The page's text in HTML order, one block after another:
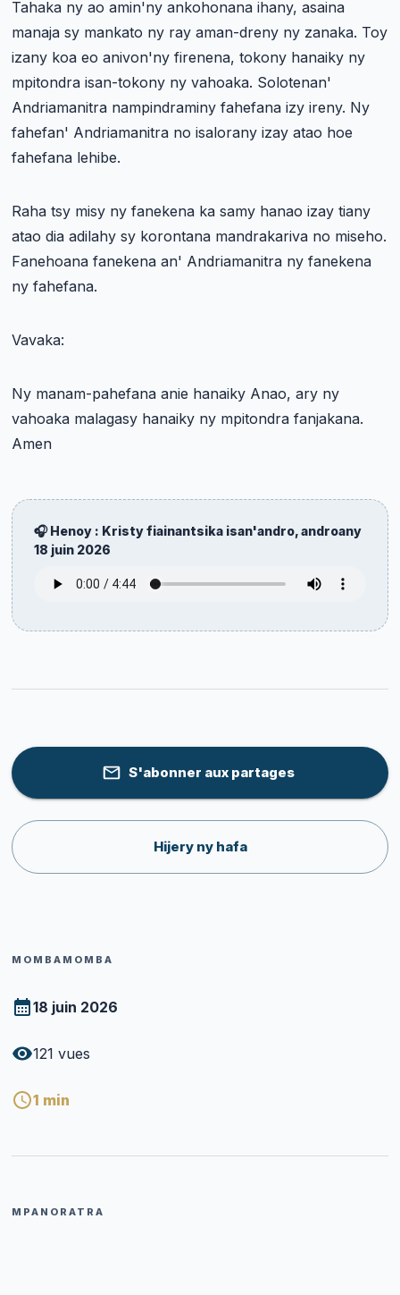
Tahaka ny ao amin'ny ankohonana ihany, asaina
manaja sy mankato ny ray aman-dreny ny zanaka. Toy
izany koa eo anivon'ny firenena, tokony hanaiky ny
mpitondra isan-tokony ny vahoaka. Solotenan'
Andriamanitra nampindraminy fahefana izy ireny. Ny
fahefan' Andriamanitra no isalorany izay atao hoe
fahefana lehibe.
Raha tsy misy ny fanekena ka samy hanao izay tiany
atao dia adilahy sy korontana mandrakariva no miseho.
Fanehoana fanekena an' Andriamanitra ny fanekena
ny fahefana.
Vavaka:
Ny manam-pahefana anie hanaiky Anao, ary ny
vahoaka malagasy hanaiky ny mpitondra fanjakana.
Amen
🎧 Henoy : Kristy fiainantsika isan'andro, androany
18 juin 2026
S'abonner aux partages
Hijery ny hafa
MOMBAMOMBA
18 juin 2026
121 vues
1 min
MPANORATRA